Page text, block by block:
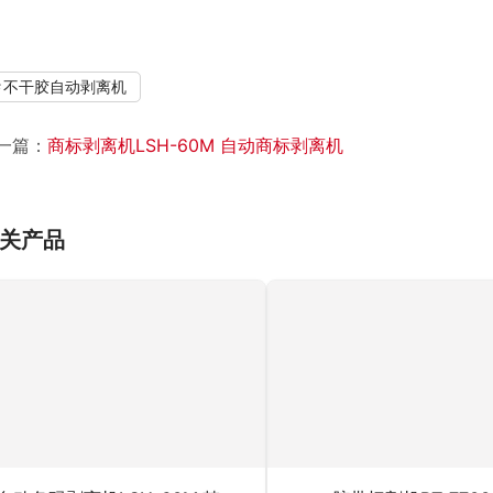
不干胶自动剥离机
篇： 商标剥离机LSH-60M 自动商标剥离机
产品